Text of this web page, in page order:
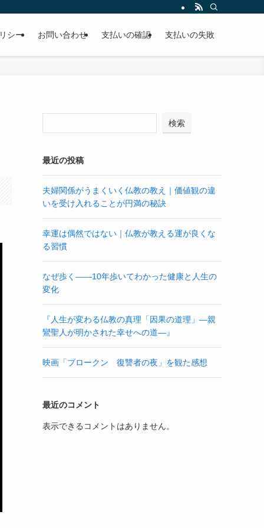
シー お問い合わせ 支払いの確認 支払いの失敗
検索
最近の投稿
夫婦関係がうまくいく仏教の教え｜価値観の違
いを受け入れることが円満の秘訣
幸運は偶然ではない｜仏教が教える運が良くな
る習慣
なぜ歩く——10年歩いてわかった健康と人生の
変化
『人生が変わる仏教の真理「因果の道理」—親
鸞聖人が明かされた幸せへの道—』
映画「ブロークン 復讐者の夜」を観た感想
最近のコメント
表示できるコメントはありません。